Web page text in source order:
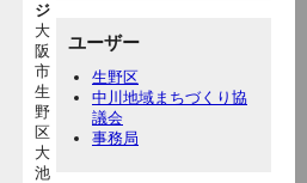
ユーザー
生野区
中川地域まちづくり協
議会
事務局
ジ
大
阪
市
生
野
区
大
池